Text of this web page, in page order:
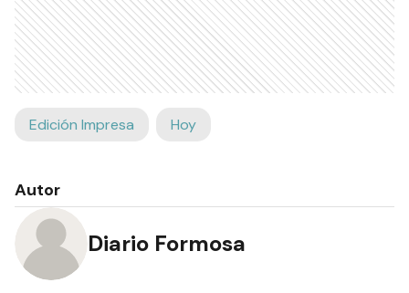
Edición Impresa Hoy
Autor
Diario Formosa